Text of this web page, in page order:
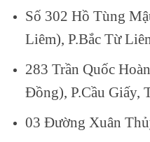
Số 302 Hồ Tùng
Liêm), P.Bắc Từ
283 Trần Quốc
Đồng), P.Cầu Giấy,
03 Đường Xuân